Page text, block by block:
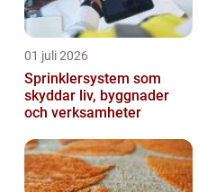
01 juli 2026
Sprinklersystem som
skyddar liv, byggnader
och verksamheter